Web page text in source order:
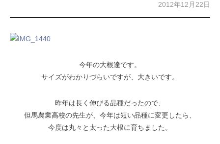
2012年12月22日
今年の大根達です。
サイズがわかりづらいですが、大きいです。
昨年は長く伸びる品種だったので、
但馬農業高校の先生が、今年は短い品種に変更したら、
今度は丸々と太った大根に育ちました。